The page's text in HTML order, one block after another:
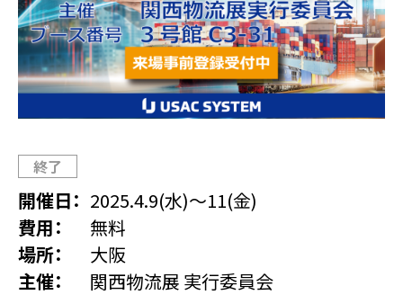
終了
開催日 2025.4.9(水)～11(金)
費用
無料
場所
大阪
主催
関西物流展 実行委員会